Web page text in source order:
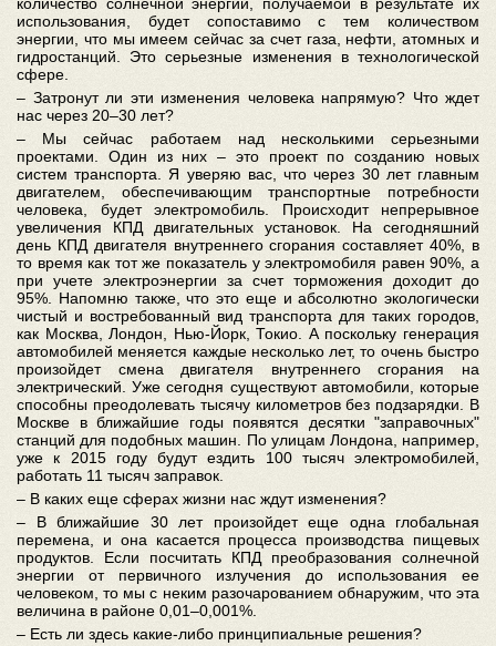
использования, будет сопоставимо с тем количеством
энергии, что мы имеем сейчас за счет газа, нефти, атомных и
гидростанций. Это серьезные изменения в технологической
сфере.
– Затронут ли эти изменения человека напрямую? Что ждет
нас через 20–30 лет?
– Мы сейчас работаем над несколькими серьезными
проектами. Один из них – это проект по созданию новых
систем транспорта. Я уверяю вас, что через 30 лет главным
двигателем, обеспечивающим транспортные потребности
человека, будет электромобиль. Происходит непрерывное
увеличения КПД двигательных установок. На сегодняшний
день КПД двигателя внутреннего сгорания составляет 40%, в
то время как тот же показатель у электромобиля равен 90%, а
при учете электроэнергии за счет торможения доходит до
95%. Напомню также, что это еще и абсолютно экологически
чистый и востребованный вид транспорта для таких городов,
как Москва, Лондон, Нью-Йорк, Токио. А поскольку генерация
автомобилей меняется каждые несколько лет, то очень быстро
произойдет смена двигателя внутреннего сгорания на
электрический. Уже сегодня существуют автомобили, которые
способны преодолевать тысячу километров без подзарядки. В
Москве в ближайшие годы появятся десятки "заправочных"
станций для подобных машин. По улицам Лондона, например,
уже к 2015 году будут ездить 100 тысяч электромобилей,
работать 11 тысяч заправок.
– В каких еще сферах жизни нас ждут изменения?
– В ближайшие 30 лет произойдет еще одна глобальная
перемена, и она касается процесса производства пищевых
продуктов. Если посчитать КПД преобразования солнечной
энергии от первичного излучения до использования ее
человеком, то мы с неким разочарованием обнаружим, что эта
величина в районе 0,01–0,001%.
– Есть ли здесь какие-либо принципиальные решения?